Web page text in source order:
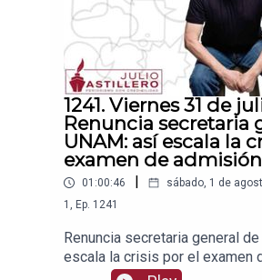
1241. Viernes 31 de
Renuncia secretaria
UNAM: así escala la
examen de admisión
01:00:46 | sábado, 1 de
1 , Ep. 1241
Renuncia secretaria general
escala la crisis por el examen
para apoyar vía